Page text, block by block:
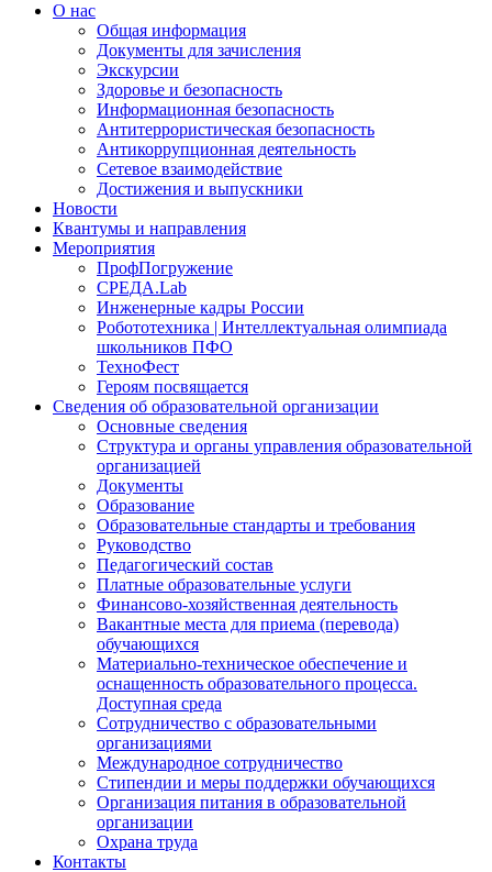
О нас
Общая информация
Документы для зачисления
Экскурсии
Здоровье и безопасность
Информационная безопасность
Антитеррористическая безопасность
Антикоррупционная деятельность
Сетевое взаимодействие
Достижения и выпускники
Новости
Квантумы и направления
Мероприятия
ПрофПогружение
СРЕДА.Lab
Инженерные кадры России
Робототехника | Интеллектуальная олимпиада
школьников ПФО
ТехноФест
Героям посвящается
Сведения об образовательной организации
Основные сведения
Структура и органы управления образовательной
организацией
Документы
Образование
Образовательные стандарты и требования
Руководство
Педагогический состав
Платные образовательные услуги
Финансово-хозяйственная деятельность
Вакантные места для приема (перевода)
обучающихся
Материально-техническое обеспечение и
оснащенность образовательного процесса.
Доступная среда
Сотрудничество с образовательными
организациями
Международное сотрудничество
Стипендии и меры поддержки обучающихся
Организация питания в образовательной
организации
Охрана труда
Контакты